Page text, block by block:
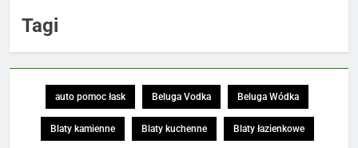
Tagi
auto pomoc łask Beluga Vodka Beluga Wódka
Blaty kamienne Blaty kuchenne Blaty łazienkowe